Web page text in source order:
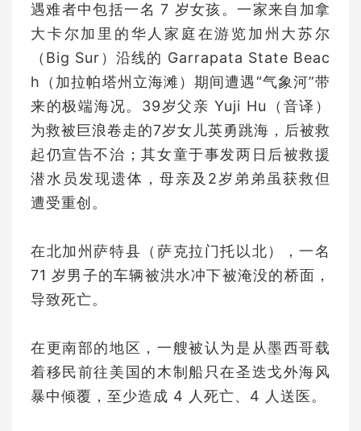
遇难者中包括一名 7 岁女孩。一家来自加拿
大卡尔加里的华人家庭在游览加州大苏尔
（Big Sur）沿线的 Garrapata State Beac
h（加拉帕塔州立海滩）期间遭遇“气象河”带
来的极端海况。39岁父亲 Yuji Hu（音译）
为救被巨浪卷走的7岁女儿英勇跳海，后被救
起仍宣告不治；其女童于事发两日后被救援
潜水员发现遗体，母亲及2岁弟弟虽获救但
遭受重创。
在北加州萨特县（萨克拉门托以北），一名
71 岁男子的车辆被洪水冲下被淹没的桥面，
导致死亡。
在更南部的地区，一艘被认为是从墨西哥载
着移民前往美国的木制船只在圣迭戈外海风
暴中倾覆，至少造成 4 人死亡、4 人送医。